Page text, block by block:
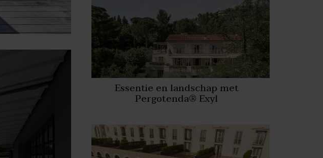
Essentie en landschap met
Pergotenda® Exyl